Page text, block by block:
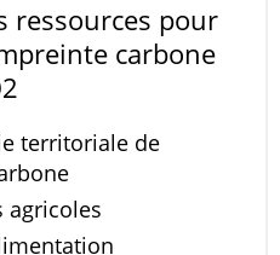
ressources pour
carbone
territoriale de
agricoles